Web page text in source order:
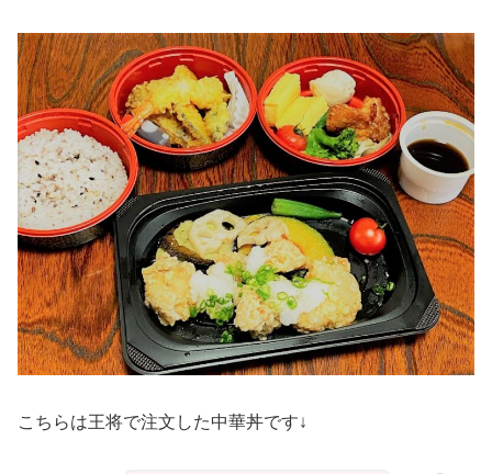
こちらは王将で注文した中華丼です↓